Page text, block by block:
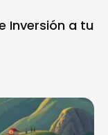
Inversión a tu